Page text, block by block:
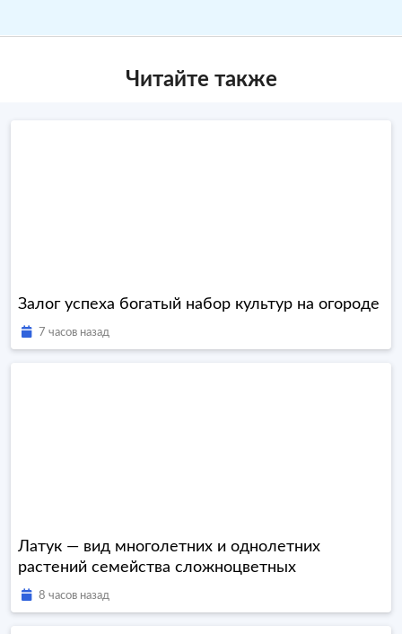
Читайте также
Залог успеха богатый набор культур на огороде
7 часов назад
Латук — вид многолетних и однолетних
растений семейства сложноцветных
8 часов назад